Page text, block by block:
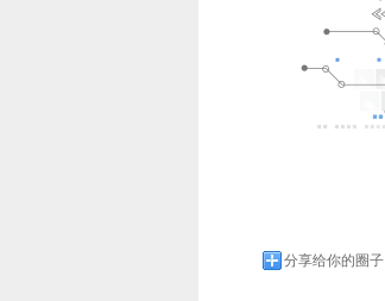
分享给你的圈子